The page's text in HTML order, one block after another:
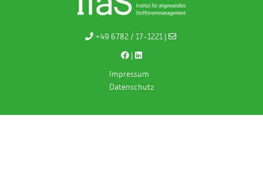
+49 6782 / 17-1221 |
|
Impressum
Datenschutz